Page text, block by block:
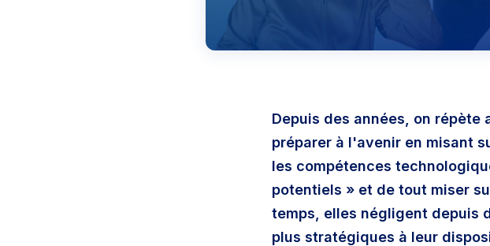
Depuis des années, on
préparer à l'avenir en misant
les compétences
potentiels » et de tout miser
temps, elles négligent depuis
plus stratégiques à leur